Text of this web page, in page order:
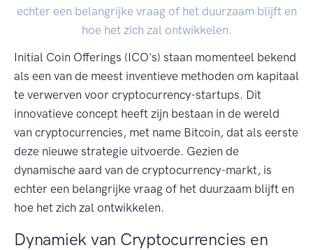
echter een belangrijke vraag of het duurzaam blijft en
hoe het zich zal ontwikkelen.
Initial Coin Offerings (ICO's) staan momenteel bekend
als een van de meest inventieve methoden om kapitaal
te verwerven voor cryptocurrency-startups. Dit
innovatieve concept heeft zijn bestaan in de wereld
van cryptocurrencies, met name Bitcoin, dat als eerste
deze nieuwe strategie uitvoerde. Gezien de
dynamische aard van de cryptocurrency-markt, is
echter een belangrijke vraag of het duurzaam blijft en
hoe het zich zal ontwikkelen.
Dynamiek van Cryptocurrencies en